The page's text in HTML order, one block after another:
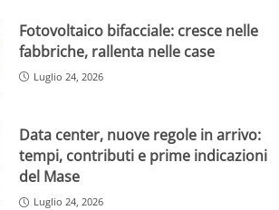
Fotovoltaico bifacciale: cresce nelle
fabbriche, rallenta nelle case
Luglio 24, 2026
Data center, nuove regole in arrivo:
tempi, contributi e prime indicazioni
del Mase
Luglio 24, 2026